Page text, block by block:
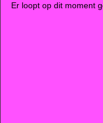
Er loopt op dit moment